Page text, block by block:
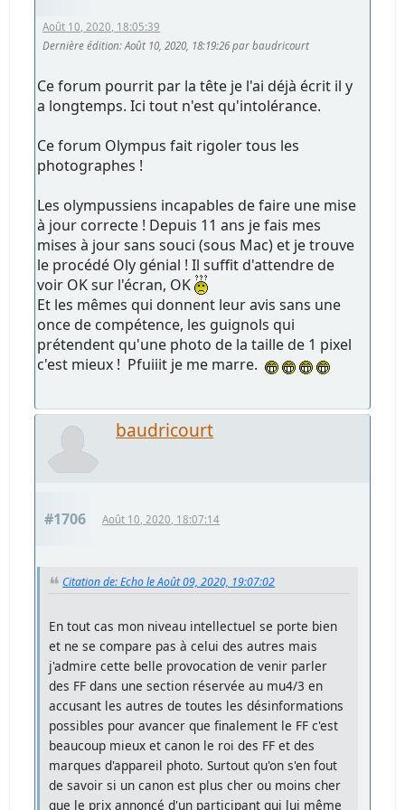
Août 10, 2020, 18:05:39
Dernière édition: Août 10, 2020, 18:19:26 par baudricourt
Ce forum pourrit par la tête je l'ai déjà écrit il y
a longtemps. Ici tout n'est qu'intolérance.
Ce forum Olympus fait rigoler tous les
photographes !
Les olympussiens incapables de faire une mise
à jour correcte ! Depuis 11 ans je fais mes
mises à jour sans souci (sous Mac) et je trouve
le procédé Oly génial ! Il suffit d'attendre de
voir OK sur l'écran, OK
Et les mêmes qui donnent leur avis sans une
once de compétence, les guignols qui
prétendent qu'une photo de la taille de 1 pixel
c'est mieux ! Pfuiiit je me marre.
baudricourt
#1706 Août 10, 2020, 18:07:14
Citation de: Echo le Août 09, 2020, 19:07:02
En tout cas mon niveau intellectuel se porte bien
et ne se compare pas à celui des autres mais
j'admire cette belle provocation de venir parler
des FF dans une section réservée au mu4/3 en
accusant les autres de toutes les désinformations
possibles pour avancer que finalement le FF c'est
beaucoup mieux et canon le roi des FF et des
marques d'appareil photo. Surtout qu'on s'en fout
de savoir si un canon est plus cher ou moins cher
que le prix annoncé d'un participant qui lui même